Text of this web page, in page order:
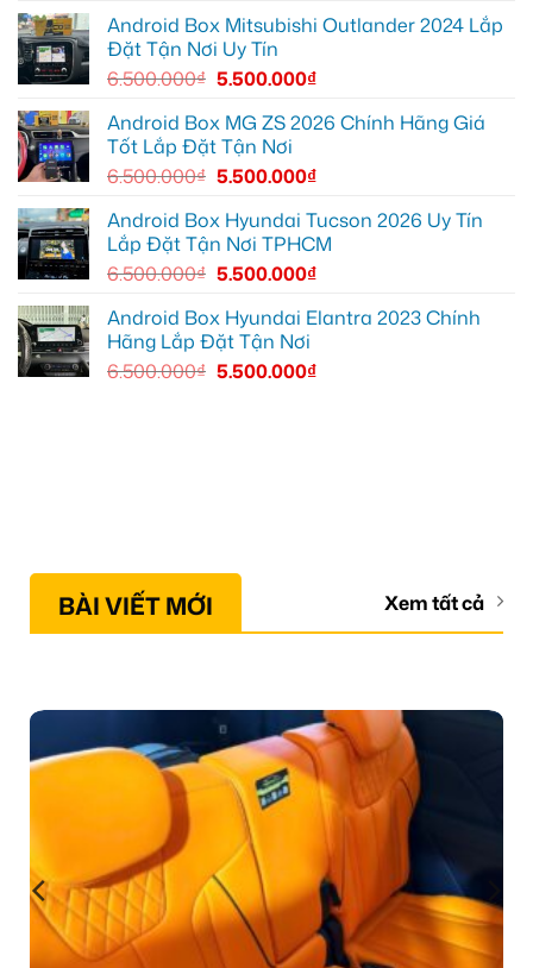
thoải
mái
hơn
Quận
để
bản
YouTube
tiện
lợi
hơn
Android Box Mitsubishi Outlander 2024 Lắp
Đặt Tận Nơi Uy Tín
6.500.000₫ 5.500.000₫
Android Box MG ZS 2026 Chính Hãng Giá
Tốt Lắp Đặt Tận Nơi
6.500.000₫ 5.500.000₫
Android Box Hyundai Tucson 2026 Uy Tín
Lắp Đặt Tận Nơi TPHCM
6.500.000₫ 5.500.000₫
Android Box Hyundai Elantra 2023 Chính
Hãng Lắp Đặt Tận Nơi
6.500.000₫ 5.500.000₫
BÀI VIẾT MỚI Xem tất cả